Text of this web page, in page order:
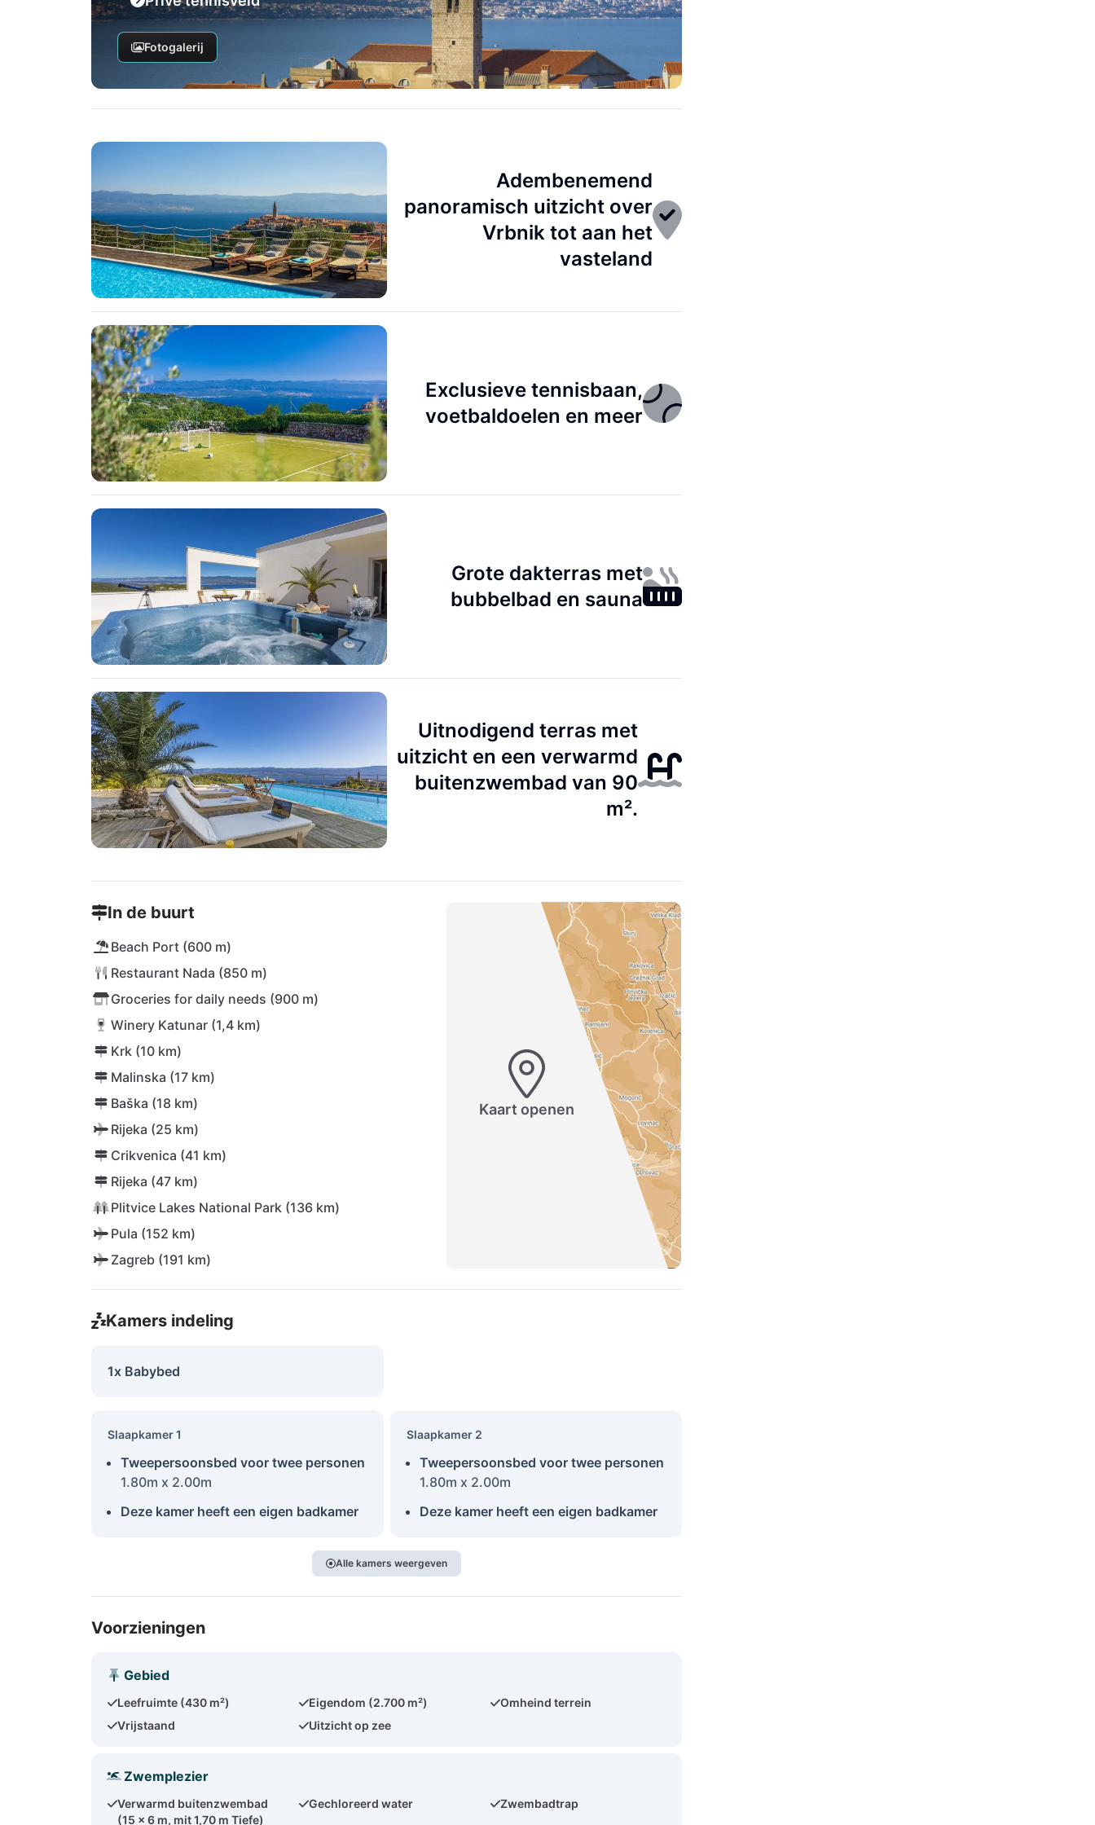
Fotogalerij
Adembenemend
panoramisch uitzicht over
Vrbnik tot aan het
vasteland
Exclusieve tennisbaan,
voetbaldoelen en meer
Grote dakterras met
bubbelbad en sauna
Uitnodigend terras met
uitzicht en een verwarmd
buitenzwembad van 90
m².
In de buurt
Beach Port (600 m)
Restaurant Nada (850 m)
Groceries for daily needs (900 m)
Winery Katunar (1,4 km)
Krk (10 km)
Malinska (17 km)
Baška (18 km)
Rijeka (25 km)
Crikvenica (41 km)
Rijeka (47 km)
Plitvice Lakes National Park (136 km)
Pula (152 km)
Zagreb (191 km)
Kaart openen
Kamers indeling
1x Babybed
Slaapkamer 1
Tweepersoonsbed voor twee personen
1.80m x 2.00m
Deze kamer heeft een eigen badkamer
Slaapkamer 2
Tweepersoonsbed voor twee personen
1.80m x 2.00m
Deze kamer heeft een eigen badkamer
Alle kamers weergeven
Voorzieningen
Gebied
Leefruimte (430 m²) Eigendom (2.700 m²)
Omheind terrein
Vrijstaand
Uitzicht op zee
Zwemplezier
Verwarmd buitenzwembad
(15 x 6 m, mit 1,70 m Tiefe)
Gechloreerd water Zwembadtrap